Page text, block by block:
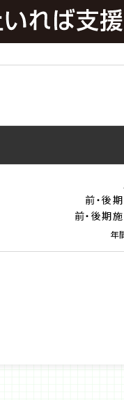
前・後
前・後期
年